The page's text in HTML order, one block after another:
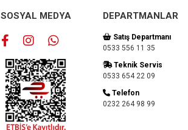
SOSYAL MEDYA DEPARTMANLAR
Satış Departmanı
0533 556 11 35
Teknik Servis
0533 654 22 09
Telefon
0232 264 98 99